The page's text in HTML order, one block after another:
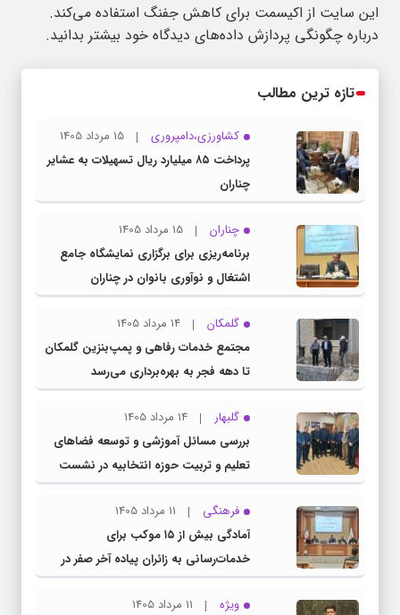
این سایت از اکیسمت برای کاهش جفنگ استفاده می‌کند.
درباره چگونگی پردازش داده‌های دیدگاه خود بیشتر بدانید.
تازه ترین مطالب
کشاورزی،دامپروری
15 مرداد 1405
پرداخت ۸۵ میلیارد ریال تسهیلات به عشایر
چناران
چناران
15 مرداد 1405
برنامه‌ریزی برای برگزاری نمایشگاه جامع
اشتغال و نوآوری بانوان در چناران
گلمکان
14 مرداد 1405
مجتمع خدمات رفاهی و پمپ‌بنزین گلمکان
تا دهه فجر به بهره‌برداری می‌رسد
گلبهار
14 مرداد 1405
بررسی مسائل آموزشی و توسعه فضاهای
تعلیم و تربیت حوزه انتخابیه در نشست
مشترک عضو کمیسیون آموزش مجلس با
مدیرکل آموزش و پرورش خراسان رضوی
فرهنگی
11 مرداد 1405
آمادگی بیش از ۱۵ موکب برای
خدمات‌رسانی به زائران پیاده آخر صفر در
شهرستان چناران
ویژه
11 مرداد 1405